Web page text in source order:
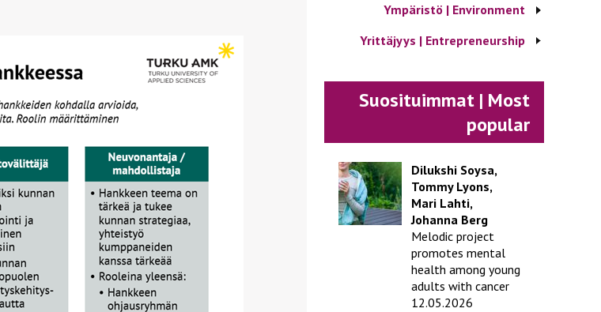
Ympäristö | Environment
Yrittäjyys | Entrepreneurship
Suosituimmat | Most
popular
Dilukshi Soysa,
Tommy Lyons,
Mari Lahti,
Johanna Berg
Melodic project
promotes mental
health among young
adults with cancer
12.05.2026